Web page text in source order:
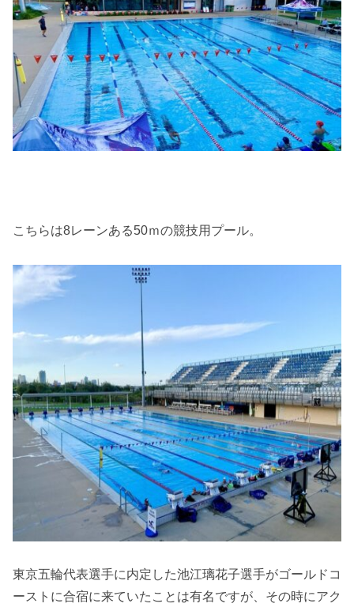
こちらは8レーンある50ｍの競技用プール。
東京五輪代表選手に内定した池江璃花子選手がゴールドコ
ーストに合宿に来ていたことは有名ですが、その時にアク